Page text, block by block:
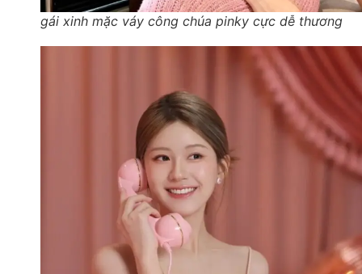
gái xinh mặc váy công chúa pinky cực dễ thương